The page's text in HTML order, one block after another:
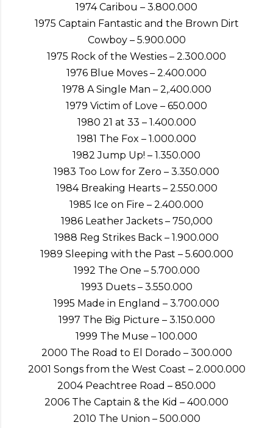
1974 Caribou – 3.800.000
1975 Captain Fantastic and the Brown Dirt
Cowboy – 5.900.000
1975 Rock of the Westies – 2.300.000
1976 Blue Moves – 2.400.000
1978 A Single Man – 2,.400.000
1979 Victim of Love – 650.000
1980 21 at 33 – 1.400.000
1981 The Fox – 1.000.000
1982 Jump Up! – 1.350.000
1983 Too Low for Zero – 3.350.000
1984 Breaking Hearts – 2.550.000
1985 Ice on Fire – 2.400.000
1986 Leather Jackets – 750,000
1988 Reg Strikes Back – 1.900.000
1989 Sleeping with the Past – 5.600.000
1992 The One – 5.700.000
1993 Duets – 3.550.000
1995 Made in England – 3.700.000
1997 The Big Picture – 3.150.000
1999 The Muse – 100.000
2000 The Road to El Dorado – 300.000
2001 Songs from the West Coast – 2.000.000
2004 Peachtree Road – 850.000
2006 The Captain & the Kid – 400.000
2010 The Union – 500.000